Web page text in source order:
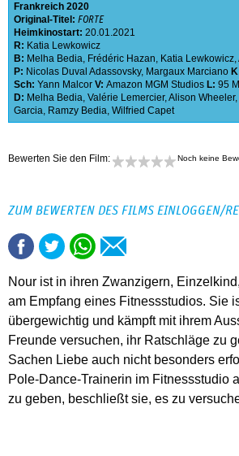
Frankreich 2020
Original-Titel: FORTE
Heimkinostart: 20.01.2021
R: Katia Lewkowicz
B: Melha Bedia, Frédéric Hazan, Katia Lewkowicz,
P: Nicolas Duval Adassovsky, Margaux Marciano
Sch: Yann Malcor V: Amazon MGM Studios L: 95
D: Melha Bedia, Valérie Lemercier,Alison Wheeler,
Garcia, Ramzy Bedia, Wilfried Capet
Bewerten Sie den Film: Noch keine
ZUM BEWERTEN DES FILMS EINLOGGEN/
Nour ist in ihren Zwanzigern,
am Empfang eines Fitnessstudios. Sie
übergewichtig und kämpft mit ihrem
Freunde versuchen, ihr Ratschläge zu
Sachen Liebe auch nicht besonders
Pole-Dance-Trainerin im Fitnessstudio
zu geben, beschließt sie, es zu